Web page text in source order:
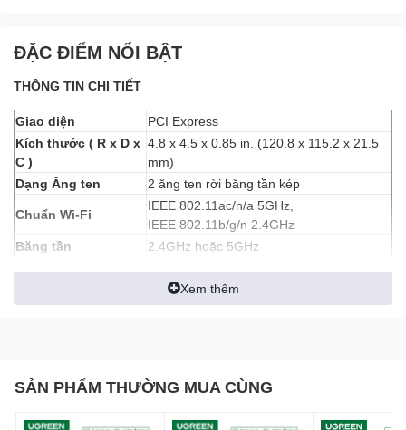
ĐẶC ĐIỂM NỔI BẬT
THÔNG TIN CHI TIẾT
Giao diện
PCI Express
Kích thước ( R x D x
C )
4.8 x 4.5 x 0.85 in. (120.8 x 115.2 x 21.5
mm)
Dạng Ăng ten
2 ăng ten rời băng tần kép
Chuẩn Wi-Fi
IEEE 802.11ac/n/a 5GHz,
IEEE 802.11b/g/n 2.4GHz
Băng tần
2.4GHz hoặc 5GHz
Tốc độ tín hiệu
400Mbps ở 2.4GHz
Sensitivity
5GHz :�
11ac HT20: -59dBm
11ac HT80: -51dBm
Xem thêm
SẢN PHẨM THƯỜNG MUA CÙNG